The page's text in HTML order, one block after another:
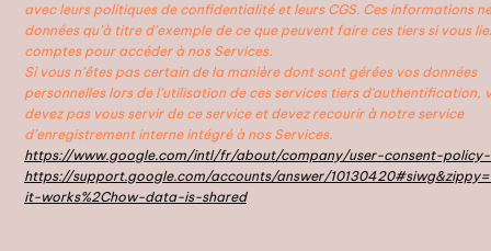
avec leurs politiques de confidentialité et leurs CGS. Ces informations
données qu’à titre d’exemple de ce que peuvent faire ces tiers si vous
comptes pour accéder à nos Services.
Si vous n’êtes pas certain de la manière dont sont gérées vos données
personnelles lors de l’utilisation de ces services tiers d'authentification,
devez pas vous servir de ce service et devez recourir à notre service
d’enregistrement interne intégré à nos Services.
https://www.google.com/intl/fr/about/company/user-consent-
https://support.google.com/accounts/answer/
it-works%2Chow-data-is-shared